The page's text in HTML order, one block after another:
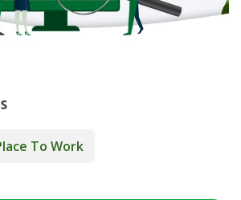
To Work